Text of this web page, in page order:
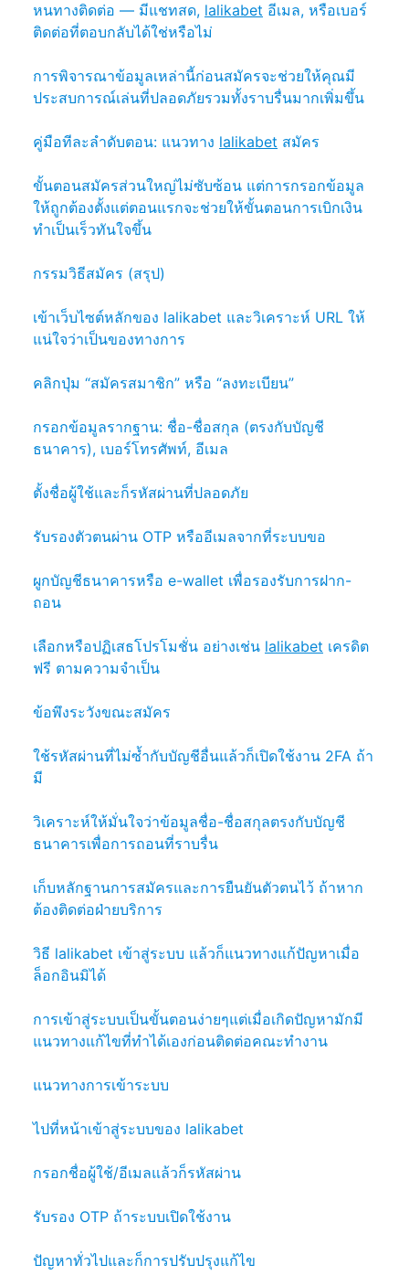
หนทางติดต่อ — มีแชทสด, lalikabet อีเมล, หรือเบอร์
ติดต่อที่ตอบกลับได้ใช่หรือไม่
การพิจารณาข้อมูลเหล่านี้ก่อนสมัครจะช่วยให้คุณมี
ประสบการณ์เล่นที่ปลอดภัยรวมทั้งราบรื่นมากเพิ่มขึ้น
คู่มือทีละลำดับตอน: แนวทาง lalikabet สมัคร
ขั้นตอนสมัครส่วนใหญ่ไม่ซับซ้อน แต่การกรอกข้อมูล
ให้ถูกต้องตั้งแต่ตอนแรกจะช่วยให้ขั้นตอนการเบิกเงิน
ทำเป็นเร็วทันใจขึ้น
กรรมวิธีสมัคร (สรุป)
เข้าเว็บไซต์หลักของ lalikabet และวิเคราะห์ URL ให้
แน่ใจว่าเป็นของทางการ
คลิกปุ่ม “สมัครสมาชิก” หรือ “ลงทะเบียน”
กรอกข้อมูลรากฐาน: ชื่อ-ชื่อสกุล (ตรงกับบัญชี
ธนาคาร), เบอร์โทรศัพท์, อีเมล
ตั้งชื่อผู้ใช้และก็รหัสผ่านที่ปลอดภัย
รับรองตัวตนผ่าน OTP หรืออีเมลจากที่ระบบขอ
ผูกบัญชีธนาคารหรือ e-wallet เพื่อรองรับการฝาก-
ถอน
เลือกหรือปฏิเสธโปรโมชั่น อย่างเช่น lalikabet เครดิต
ฟรี ตามความจำเป็น
ข้อพึงระวังขณะสมัคร
ใช้รหัสผ่านที่ไม่ซ้ำกับบัญชีอื่นแล้วก็เปิดใช้งาน 2FA ถ้า
มี
วิเคราะห์ให้มั่นใจว่าข้อมูลชื่อ-ชื่อสกุลตรงกับบัญชี
ธนาคารเพื่อการถอนที่ราบรื่น
เก็บหลักฐานการสมัครและการยืนยันตัวตนไว้ ถ้าหาก
ต้องติดต่อฝ่ายบริการ
วิธี lalikabet เข้าสู่ระบบ แล้วก็แนวทางแก้ปัญหาเมื่อ
ล็อกอินมิได้
การเข้าสู่ระบบเป็นขั้นตอนง่ายๆแต่เมื่อเกิดปัญหามักมี
แนวทางแก้ไขที่ทำได้เองก่อนติดต่อคณะทำงาน
แนวทางการเข้าระบบ
ไปที่หน้าเข้าสู่ระบบของ lalikabet
กรอกชื่อผู้ใช้/อีเมลแล้วก็รหัสผ่าน
รับรอง OTP ถ้าระบบเปิดใช้งาน
ปัญหาทั่วไปและก็การปรับปรุงแก้ไข